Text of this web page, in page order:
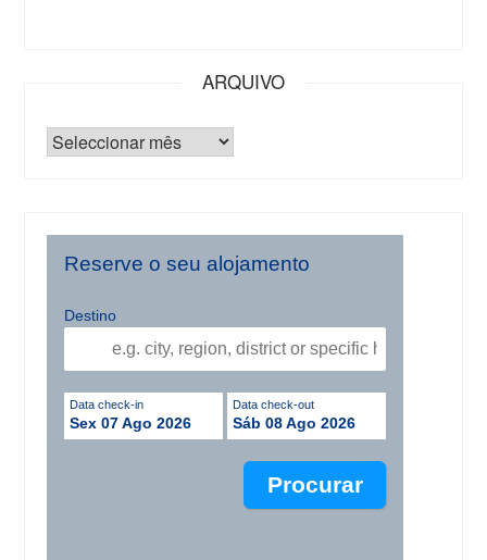
ARQUIVO
Reserve o seu alojamento
Destino
Data check-in
Sex 07 Ago 2026
Data check-out
Sáb 08 Ago 2026